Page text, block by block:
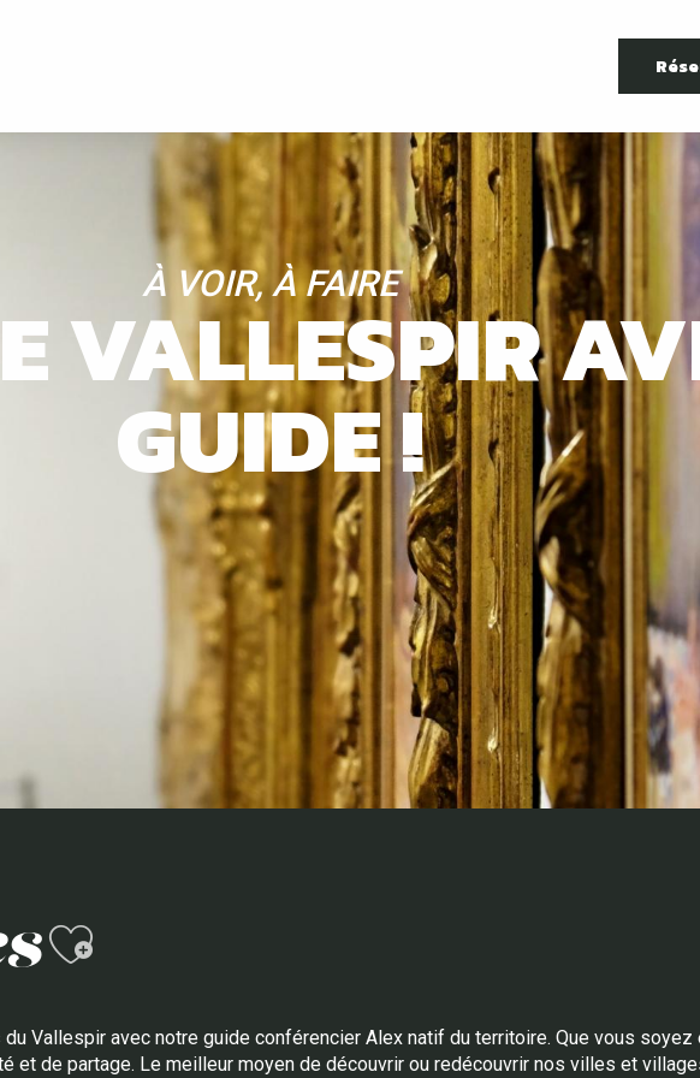
À VOIR, À FAIRE
VALLESPIR
GUIDE !
Ajouter aux favoris
Vallespir avec notre guide conférencier Alex natif du territoire. Que vous soyez
et de partage. Le meilleur moyen de découvrir ou redécouvrir nos villes et